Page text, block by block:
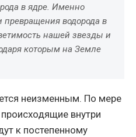
в ядре. Именно
водорода в
нашей звезды и
которым на Земле
неизменным. По мере
внутри
к постепенному